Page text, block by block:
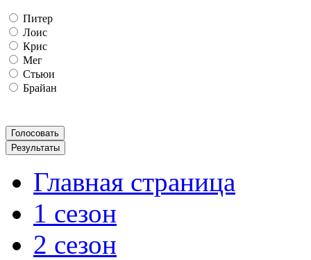
Питер
Лоис
Крис
Мег
Стьюи
Брайан
Главная страница
1 сезон
2 сезон